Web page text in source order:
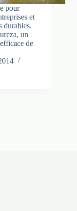
pour
et
durables.
un
de